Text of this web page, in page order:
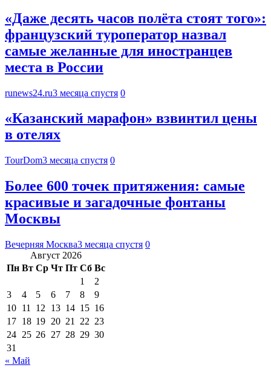
«Даже десять часов полёта стоят того»:
французский туроператор назвал
самые желанные для иностранцев
места в России
runews24.ru3 месяца спустя 0
«Казанский марафон» взвинтил цены
в отелях
TourDom3 месяца спустя 0
Более 600 точек притяжения: самые
красивые и загадочные фонтаны
Москвы
Вечерняя Москва3 месяца спустя 0
Август 2026
Пн Вт Ср Чт Пт Сб Вс
1
2
3
4 5 6 7 8
9
10 11 12 13 14 15 16
17 18 19 20 21 22 23
24 25 26 27 28 29 30
31
« Май